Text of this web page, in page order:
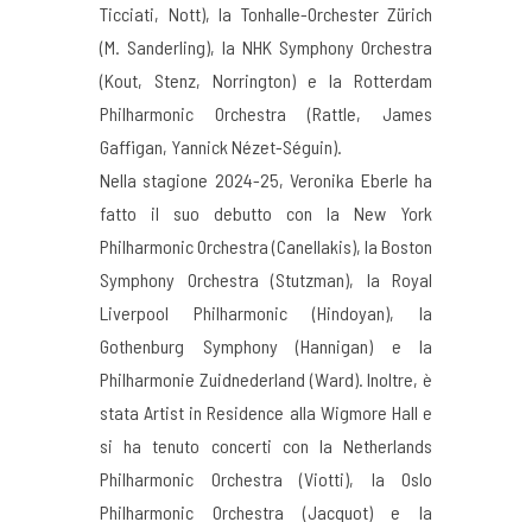
Ticciati, Nott), la Tonhalle-Orchester Zürich
(M. Sanderling), la NHK Symphony Orchestra
(Kout, Stenz, Norrington) e la Rotterdam
Philharmonic Orchestra (Rattle, James
Gaffigan, Yannick Nézet-Séguin).
Nella stagione 2024-25, Veronika Eberle ha
fatto il suo debutto con la New York
Philharmonic Orchestra (Canellakis), la Boston
Symphony Orchestra (Stutzman), la Royal
Liverpool Philharmonic (Hindoyan), la
Gothenburg Symphony (Hannigan) e la
Philharmonie Zuidnederland (Ward). Inoltre, è
stata Artist in Residence alla Wigmore Hall e
si ha tenuto concerti con la Netherlands
Philharmonic Orchestra (Viotti), la Oslo
Philharmonic Orchestra (Jacquot) e la